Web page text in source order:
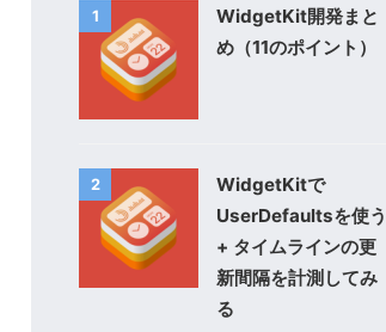
1
WidgetKit開発まと
め（11のポイント）
2
WidgetKitで
UserDefaultsを使う
+ タイムラインの更
新間隔を計測してみ
る